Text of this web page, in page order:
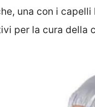
una con i capelli
per la cura della